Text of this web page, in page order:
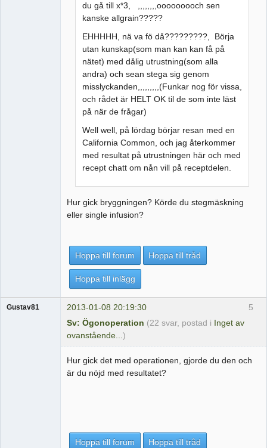
du gå till x*3, ,,,,,,,,ooooooooch sen
kanske allgrain?????
EHHHHH, nä va fö då?????????, Börja
utan kunskap(som man kan kan få på
nätet) med dålig utrustning(som alla
andra) och sean stega sig genom
misslyckanden,,,,,,,,,(Funkar nog för vissa,
och rådet är HELT OK til de som inte läst
på när de frågar)
Well well, på lördag börjar resan med en
California Common, och jag återkommer
med resultat på utrustningen här och med
recept chatt om nån vill på receptdelen.
Hur gick bryggningen? Körde du stegmäskning
eller single infusion?
Hoppa till forum Hoppa till tråd
Hoppa till inlägg
5
Gustav81
2013-01-08 20:19:30
Sv: Ögonoperation (22 svar, postad i Inget av
ovanstående... )
Hur gick det med operationen, gjorde du den och
är du nöjd med resultatet?
Hoppa till forum Hoppa till tråd